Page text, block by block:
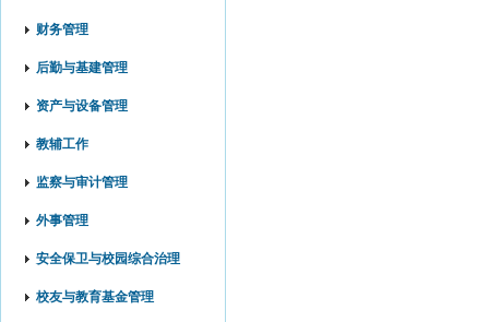
财务管理
后勤与基建管理
资产与设备管理
教辅工作
监察与审计管理
外事管理
安全保卫与校园综合治理
校友与教育基金管理